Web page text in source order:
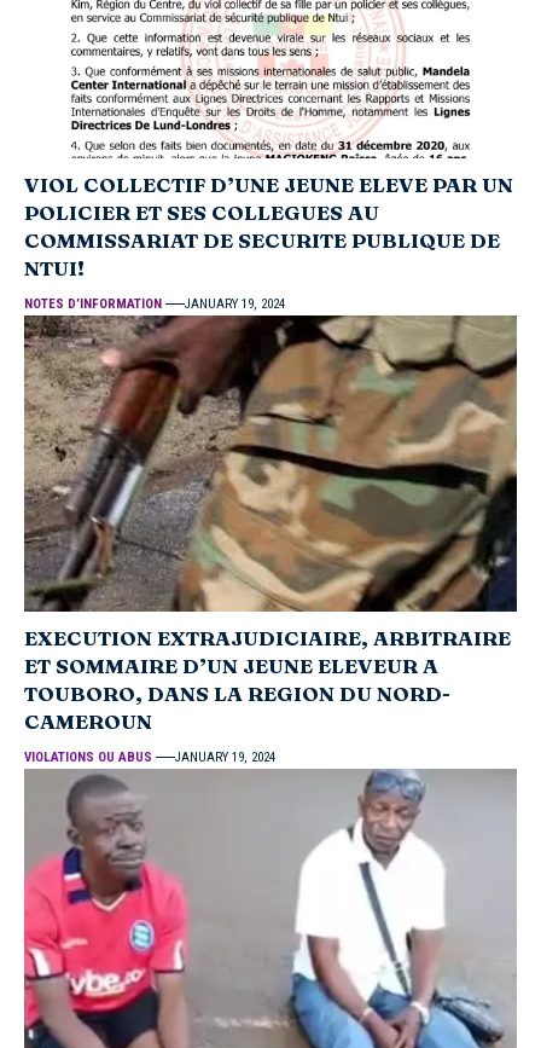
VIOL COLLECTIF D’UNE JEUNE ELEVE PAR UN
POLICIER ET SES COLLEGUES AU
COMMISSARIAT DE SECURITE PUBLIQUE DE
NTUI!
NOTES D’INFORMATION JANUARY 19, 2024
EXECUTION EXTRAJUDICIAIRE, ARBITRAIRE
ET SOMMAIRE D’UN JEUNE ELEVEUR A
TOUBORO, DANS LA REGION DU NORD-
CAMEROUN
VIOLATIONS OU ABUS JANUARY 19, 2024